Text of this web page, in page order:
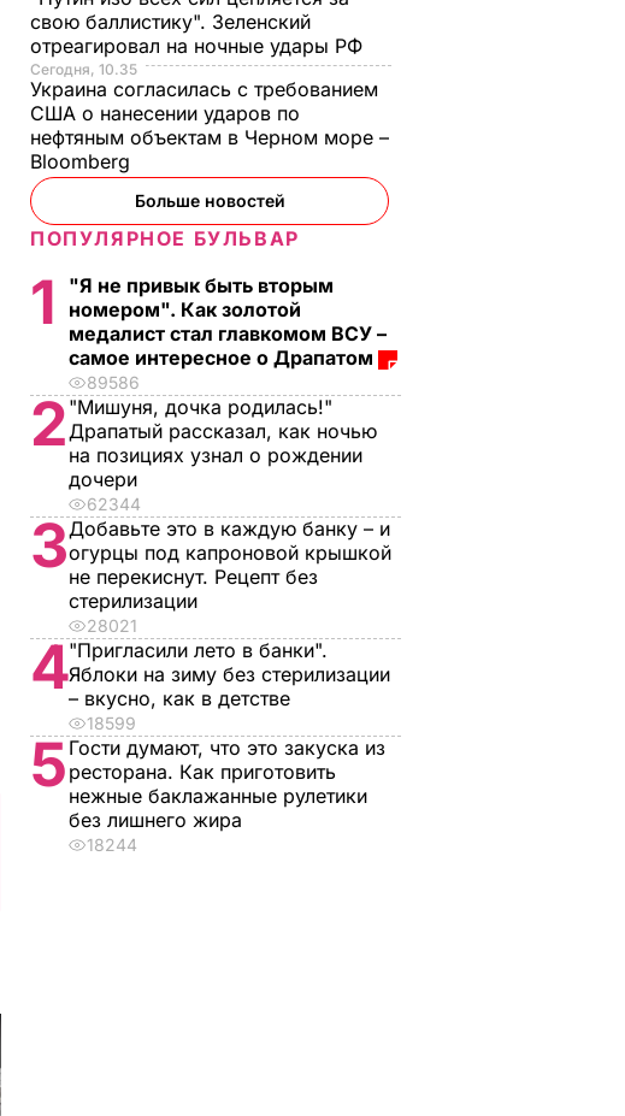
свою баллистику". Зеленский
отреагировал на ночные удары РФ
Сегодня, 10.35
Украина согласилась с требованием
США о нанесении ударов по
нефтяным объектам в Черном море –
Bloomberg
Больше новостей
ПОПУЛЯРНОЕ БУЛЬВАР
1
"Я не привык быть вторым
номером". Как золотой
медалист стал главкомом ВСУ –
самое интересное о Драпатом
89586
2 "Мишуня, дочка родилась!"
Драпатый рассказал, как ночью
на позициях узнал о рождении
дочери
62344
3Добавьте это в каждую банку – и
огурцы под капроновой крышкой
не перекиснут. Рецепт без
стерилизации
28021
4"Пригласили лето в банки".
Яблоки на зиму без стерилизации
– вкусно, как в детстве
18599
5 Гости думают, что это закуска из
ресторана. Как приготовить
нежные баклажанные рулетики
без лишнего жира
18244